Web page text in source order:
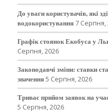
До уваги користувачів, які
водокористування 7 Серпня,
Графік стоянок Екобуса у
Серпня, 2026
Законодавчі зміни: ставки
значення5 Серпня, 2026
Триває прийом заявок на
5 Серпня, 2026